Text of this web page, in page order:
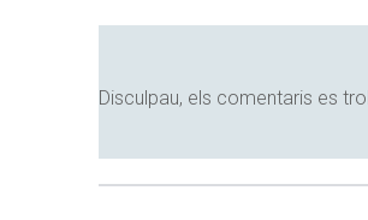
Disculpau, els comentaris es